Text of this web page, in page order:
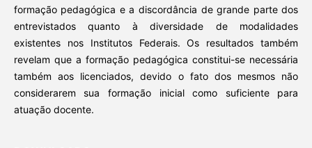
formação pedagógica e a discordância de grande parte dos
entrevistados quanto à diversidade de modalidades
existentes nos Institutos Federais. Os resultados também
revelam que a formação pedagógica constitui-se necessária
também aos licenciados, devido o fato dos mesmos não
considerarem sua formação inicial como suficiente para
atuação docente.